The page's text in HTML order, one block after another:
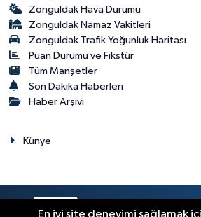
Zonguldak Hava Durumu
Zonguldak Namaz Vakitleri
Zonguldak Trafik Yoğunluk Haritası
Puan Durumu ve Fikstür
Tüm Manşetler
Son Dakika Haberleri
Haber Arşivi
Künye
RSS Copyright © 2023.
En iyi site deneyimi sağlamak